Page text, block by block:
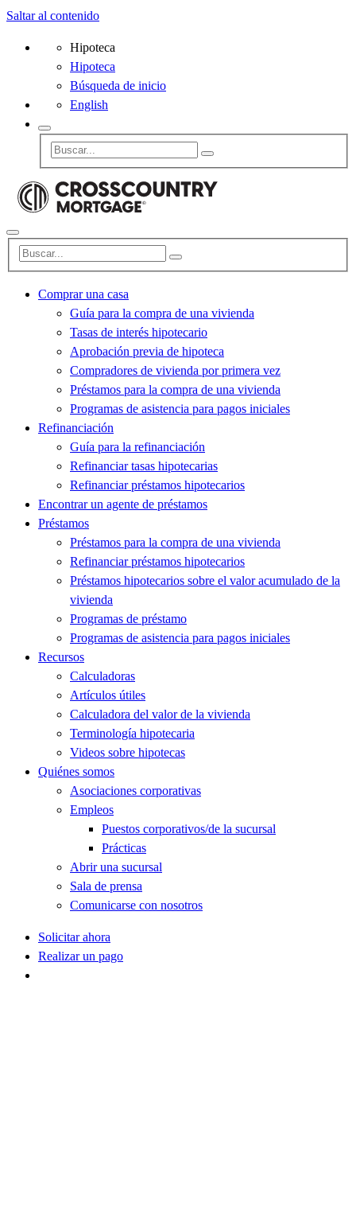
Saltar al contenido
Hipoteca
Hipoteca
Búsqueda de inicio
English
Comprar una casa
Guía para la compra de una vivienda
Tasas de interés hipotecario
Aprobación previa de hipoteca
Compradores de vivienda por primera vez
Préstamos para la compra de una vivienda
Programas de asistencia para pagos iniciales
Refinanciación
Guía para la refinanciación
Refinanciar tasas hipotecarias
Refinanciar préstamos hipotecarios
Encontrar un agente de préstamos
Préstamos
Préstamos para la compra de una vivienda
Refinanciar préstamos hipotecarios
Préstamos hipotecarios sobre el valor acumulado de la
vivienda
Programas de préstamo
Programas de asistencia para pagos iniciales
Recursos
Calculadoras
Artículos útiles
Calculadora del valor de la vivienda
Terminología hipotecaria
Videos sobre hipotecas
Quiénes somos
Asociaciones corporativas
Empleos
Puestos corporativos/de la sucursal
Prácticas
Abrir una sucursal
Sala de prensa
Comunicarse con nosotros
Solicitar ahora
Realizar un pago